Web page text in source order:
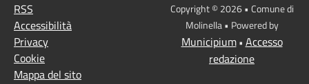
RSS
Accessibilità
Privacy
Cookie
Mappa del sito
Copyright © 2026 • Comune di
Molinella • Powered by
Municipium• Accesso
redazione